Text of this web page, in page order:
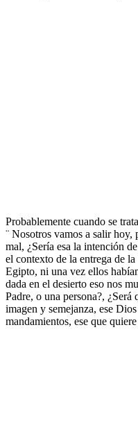
Probablemente cuando se
¨ Nosotros vamos a salir hoy,
mal, ¿Sería esa la intención
el contexto de la entrega de
Egipto, ni una vez ellos
dada en el desierto eso nos
Padre, o una persona?,
imagen y semejanza, ese
mandamientos, ese que